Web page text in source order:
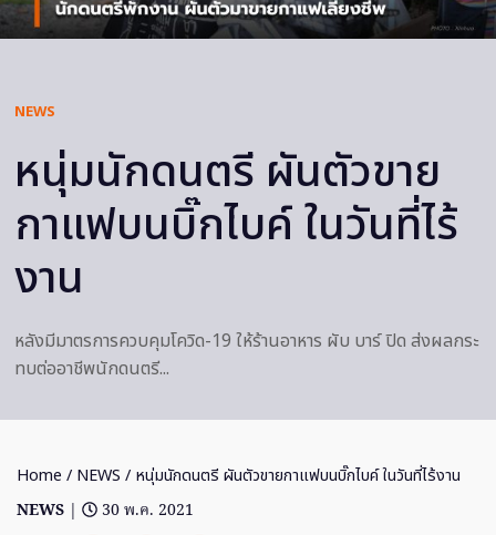
NEWS
หนุ่มนักดนตรี ผันตัวขาย
กาแฟบนบิ๊กไบค์ ในวันที่ไร้
งาน
หลังมีมาตรการควบคุมโควิด-19 ให้ร้านอาหาร ผับ บาร์ ปิด ส่งผลกระ
ทบต่ออาชีพนักดนตรี...
Home / NEWS / หนุ่มนักดนตรี ผันตัวขายกาแฟบนบิ๊กไบค์ ในวันที่ไร้งาน
NEWS |
30 พ.ค. 2021